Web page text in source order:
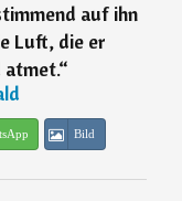
auf ihn
Luft, die er
atmet.“
Bild